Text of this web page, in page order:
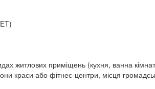
житлових приміщень (кухня, ванна
краси або фітнес-центри, місця